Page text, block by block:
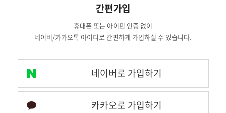
간편가입
휴대폰 또는 아이핀 인증 없이
네이버/카카오톡 아이디로 간편하게 가입하실 수 있습니다.
네이버로 가입하기
카카오로 가입하기